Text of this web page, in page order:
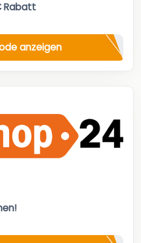
Rabatt
anzeigen